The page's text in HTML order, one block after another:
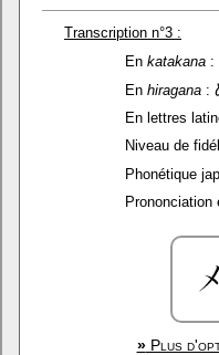
Transcription n°3 :
En katakana :
En hiragana :
En lettres
Niveau de
Phonétique
Prononciation
»Plus